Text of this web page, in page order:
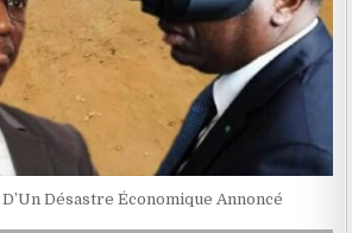
Désastre Économique Annoncé